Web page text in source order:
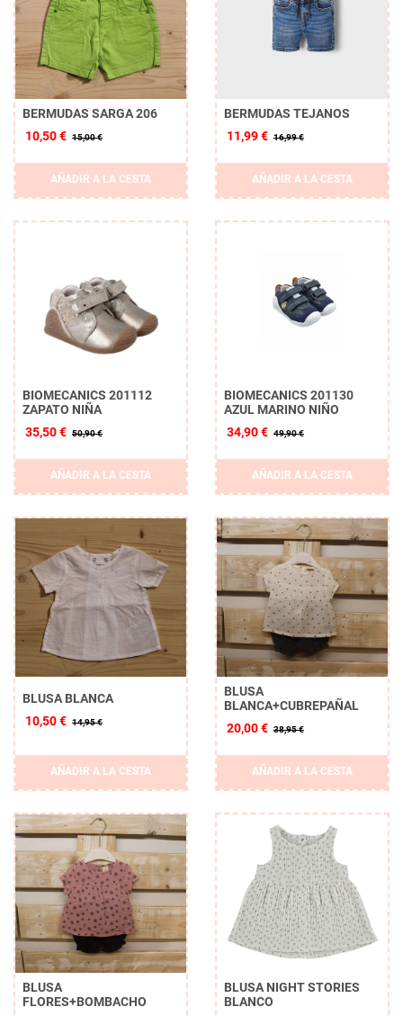
BERMUDAS SARGA 206
10,50 € 15,00 €
AÑADIR A LA CESTA
BERMUDAS TEJANOS
11,99 € 16,99 €
AÑADIR A LA CESTA
BIOMECANICS 201112
ZAPATO NIÑA
35,50 € 50,90 €
AÑADIR A LA CESTA
BIOMECANICS 201130
AZUL MARINO NIÑO
34,90 € 49,90 €
AÑADIR A LA CESTA
BLUSA BLANCA
10,50 € 14,95 €
AÑADIR A LA CESTA
BLUSA
BLANCA+CUBREPAÑAL
20,00 € 38,95 €
AÑADIR A LA CESTA
BLUSA
FLORES+BOMBACHO
BLUSA NIGHT STORIES
BLANCO